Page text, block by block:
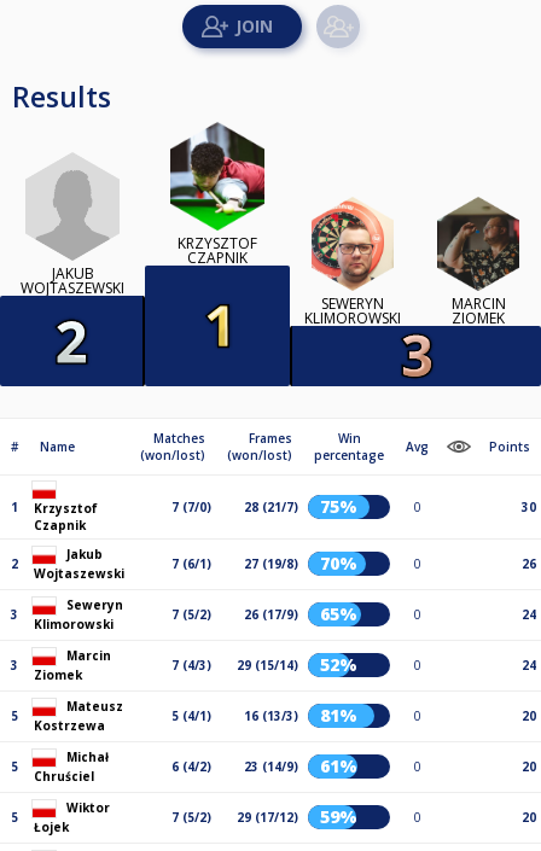
Results
JAKUB
WOJTASZEWSKI
KRZYSZTOF
CZAPNIK
SEWERYN
KLIMOROWSKI
MARCIN
ZIOMEK
# Name
Matches
(won/lost)
Frames
(won/lost)
Win
percentage
Avg Points
1
Krzysztof
Czapnik
7 (7/0) 28 (21/7) 75% 0 30
2
Jakub
Wojtaszewski
7 (6/1) 27 (19/8) 70% 0 26
3
Seweryn
Klimorowski
7 (5/2) 26 (17/9) 65% 0 24
3
Marcin
Ziomek
7 (4/3) 29 (15/14) 52% 0 24
5
Mateusz
Kostrzewa
5 (4/1) 16 (13/3) 81% 0 20
5
Michał
Chruściel
6 (4/2) 23 (14/9) 61% 0 20
5
Wiktor
Łojek
7 (5/2) 29 (17/12) 59% 0 20